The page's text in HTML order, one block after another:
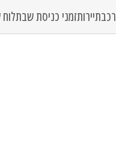
רכבתיירותזמני כניסת שבת